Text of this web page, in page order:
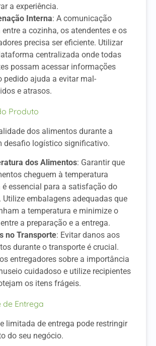
a experiência.
Interna: A comunicação
entre a cozinha, os atendentes e os
precisa ser eficiente. Utilizar
centralizada onde todas
possam acessar informações
pedido ajuda a evitar mal-
e atrasos.
Produto
dos alimentos durante a
desafio logístico significativo.
dos Alimentos: Garantir que
cheguem à temperatura
é essencial para a satisfação do
Utilize embalagens adequadas que
a temperatura e minimize o
a preparação e a entrega.
no Transporte: Evitar danos aos
durante o transporte é crucial.
entregadores sobre a importância
cuidadoso e utilize recipientes
os itens frágeis.
Entrega
limitada de entrega pode restringir
do seu negócio.